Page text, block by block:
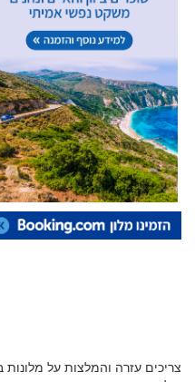
צריכים עזרה והמלצות על מלונות